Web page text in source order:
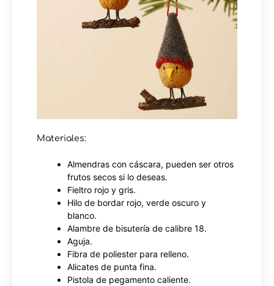
Materiales:
Almendras con cáscara, pueden ser otros
frutos secos si lo deseas.
Fieltro rojo y gris.
Hilo de bordar rojo, verde oscuro y
blanco.
Alambre de bisutería de calibre 18.
Aguja.
Fibra de poliester para relleno.
Alicates de punta fina.
Pistola de pegamento caliente.